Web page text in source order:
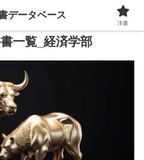
一覧_経済学部
データベース
洋書